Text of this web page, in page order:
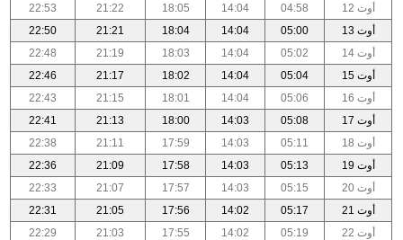
أوت 12
04:58
14:04
18:05
21:22
22:53
أوت 13
05:00
14:04
18:04
21:21
22:50
أوت 14
05:02
14:04
18:03
21:19
22:48
أوت 15
05:04
14:04
18:02
21:17
22:46
أوت 16
05:06
14:04
18:01
21:15
22:43
أوت 17
05:08
14:03
18:00
21:13
22:41
أوت 18
05:11
14:03
17:59
21:11
22:38
أوت 19
05:13
14:03
17:58
21:09
22:36
أوت 20
05:15
14:03
17:57
21:07
22:33
أوت 21
05:17
14:02
17:56
21:05
22:31
أوت 22
05:19
14:02
17:55
21:03
22:29